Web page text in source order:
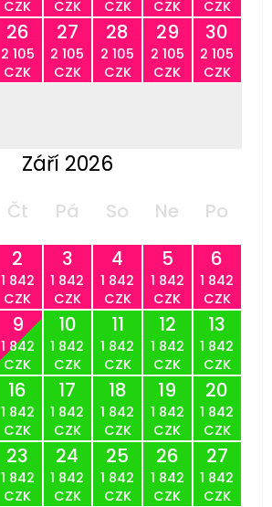
CZK
CZK
CZK
CZK
CZK
26
2 105
CZK
27
2 105
CZK
28
2 105
CZK
29
2 105
CZK
30
2 105
CZK
Září 2026
Čt Pá So Ne
Po
2
1 842
CZK
3
1 842
CZK
4
1 842
CZK
5
1 842
CZK
6
1 842
CZK
9
1 842
CZK
10
1 842
CZK
11
1 842
CZK
12
1 842
CZK
13
1 842
CZK
16
1 842
CZK
17
1 842
CZK
18
1 842
CZK
19
1 842
CZK
20
1 842
CZK
23
1 842
CZK
24
1 842
CZK
25
1 842
CZK
26
1 842
CZK
27
1 842
CZK